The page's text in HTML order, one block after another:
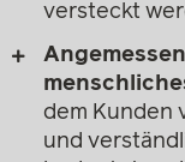
versteckt
dem Kunden
und